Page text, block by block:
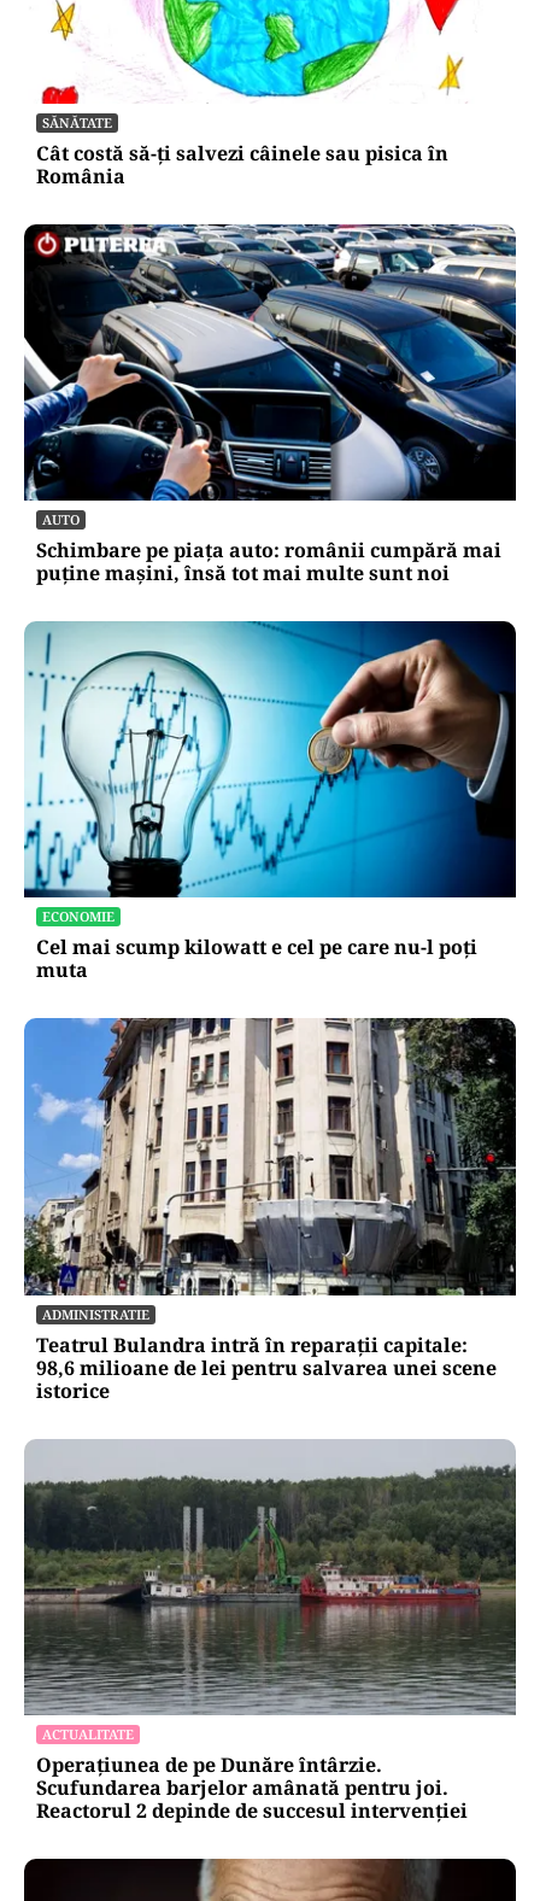
SĂNĂTATE
Cât costă să-ți salvezi câinele sau pisica în
România
AUTO
Schimbare pe piața auto: românii cumpără mai
puține mașini, însă tot mai multe sunt noi
ECONOMIE
Cel mai scump kilowatt e cel pe care nu-l poți
muta
ADMINISTRATIE
Teatrul Bulandra intră în reparații capitale:
98,6 milioane de lei pentru salvarea unei scene
istorice
ACTUALITATE
Operațiunea de pe Dunăre întârzie.
Scufundarea barjelor amânată pentru joi.
Reactorul 2 depinde de succesul intervenției